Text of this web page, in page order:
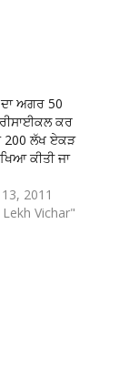
ਅਗਰ 50
ਕਰ
200 ਲੱਖ ਏਕੜ
ਕੀਤੀ ਜਾ
2011
Vichar"